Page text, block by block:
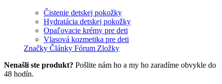
Čistenie detskej pokožky
Hydratácia detskej pokožky
Opaľovacie krémy pre deti
Vlasová kozmetika pre deti
Značky Články Fórum Zložky
Nenašli ste produkt? Pošlite nám ho a my ho zaradíme obvykle do
48 hodín.